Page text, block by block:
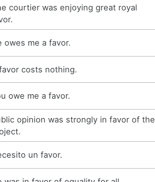
courtier was enjoying great royal
owes me a favor.
costs nothing.
owe me a favor.
opinion was strongly in favor of the
un favor.